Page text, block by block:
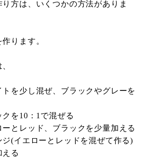
り方は、いくつかの方法がありま
ります。
トを少し混ぜ、ブラックやグレーを
クを10：1で混ぜる
ーとレッド、ブラックを少量加える
ジ(イエローとレッドを混ぜて作る)
える